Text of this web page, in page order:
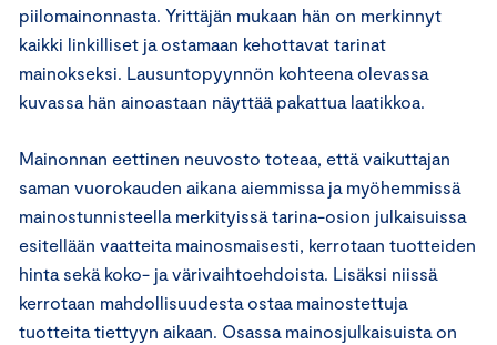
piilomainonnasta. Yrittäjän mukaan hän on merkinnyt
kaikki linkilliset ja ostamaan kehottavat tarinat
mainokseksi. Lausuntopyynnön kohteena olevassa
kuvassa hän ainoastaan näyttää pakattua laatikkoa.
Mainonnan eettinen neuvosto toteaa, että vaikuttajan
saman vuorokauden aikana aiemmissa ja myöhemmissä
mainostunnisteella merkityissä tarina-osion julkaisuissa
esitellään vaatteita mainosmaisesti, kerrotaan tuotteiden
hinta sekä koko- ja värivaihtoehdoista. Lisäksi niissä
kerrotaan mahdollisuudesta ostaa mainostettuja
tuotteita tiettyyn aikaan. Osassa mainosjulkaisuista on